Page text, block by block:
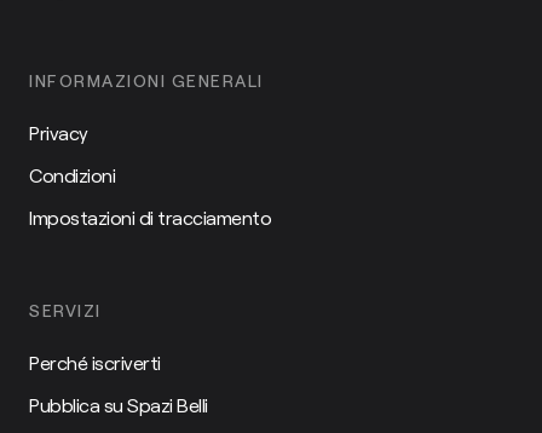
INFORMAZIONI GENERALI
Privacy
Condizioni
Impostazioni di tracciamento
SERVIZI
Perché iscriverti
Pubblica su Spazi Belli